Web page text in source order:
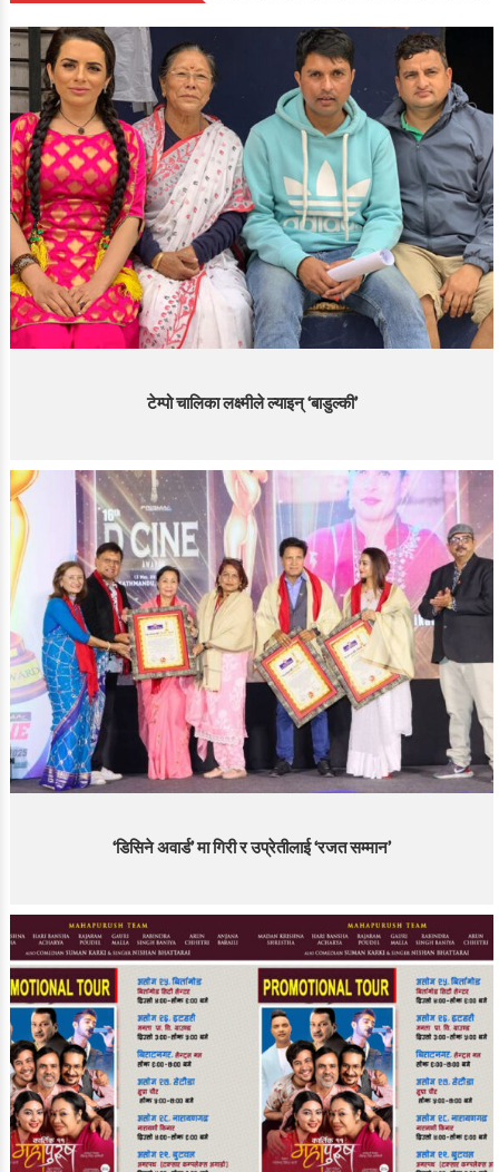
देश खबर
ग्लोबल खबर
टेम्पो चालिका लक्ष्मीले ल्याइन् ‘बाडुल्की’
‘डिसिने अवार्ड’ मा गिरी र उप्रेतीलाई ‘रजत सम्मान’